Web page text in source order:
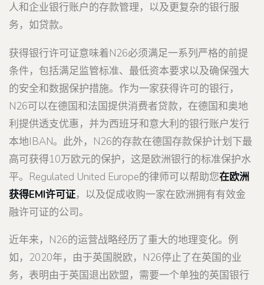
人和企业银行账户的存款管理，以及更复杂的银行服
务，如贷款。
获得银行许可证意味着N26必须满足一系列严格的前提
条件，包括满足监管标准、最低资本要求以及确保强大
的安全和数据保护措施。作为一家获得许可的银行，
N26可以在德国和法国提供消费者贷款，在德国和奥地
利提供透支优惠，并为西班牙和意大利的银行账户发行
本地IBAN。此外，N26的存款在德国存款保护计划下最
高可获得10万欧元的保护，这是欧洲银行的标准保护水
平。Regulated United Europe的律师可以帮助您在欧洲
获得EMI许可证，以及促成收购一家在欧洲拥有有效金
融许可证的公司。
近年来，N26的运营战略经历了重大的地理变化。例
如，2020年，由于英国脱欧，N26停止了在英国的业
务，表明由于英国退出欧盟，需要一个单独的英国银行